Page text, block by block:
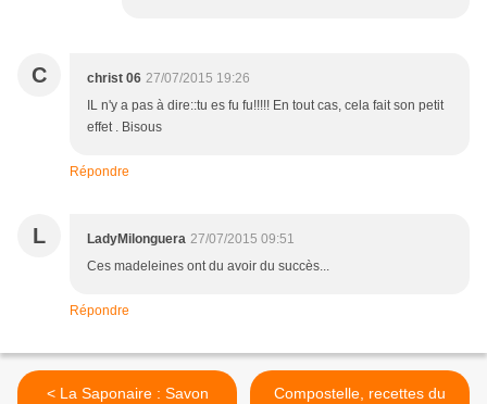
C christ 06 27/07/2015 19:26
IL n'y a pas à dire::tu es fu fu!!!!! En tout cas, cela fait son petit
effet . Bisous
Répondre
L LadyMilonguera 27/07/2015 09:51
Ces madeleines ont du avoir du succès...
Répondre
< La Saponaire : Savon
Compostelle, recettes du